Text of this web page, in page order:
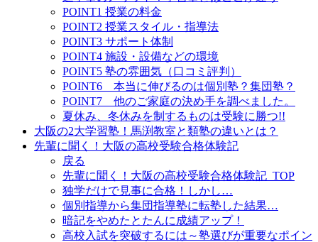
POINT1 授業の料金
POINT2 授業スタイル・指導法
POINT3 サポート体制
POINT4 施設・設備などの環境
POINT5 塾の雰囲気（口コミ評判）
POINT6 本当に伸びるのは個別塾？集団塾？
POINT7 他のご家庭の決め手を調べました。
夏休み、冬休みを制するものは受験に勝つ!!
大阪の2大学習塾！馬渕教室と類塾の違いとは？
先輩に聞く！大阪の高校受験合格体験記
戻る
先輩に聞く！大阪の高校受験合格体験記_TOP
独学だけで見事に合格！しかし…
個別指導から集団指導塾に転塾した結果…
暗記をやめたとたんに成績アップ！
高校入試を突破するには～塾選びが重要なポイン